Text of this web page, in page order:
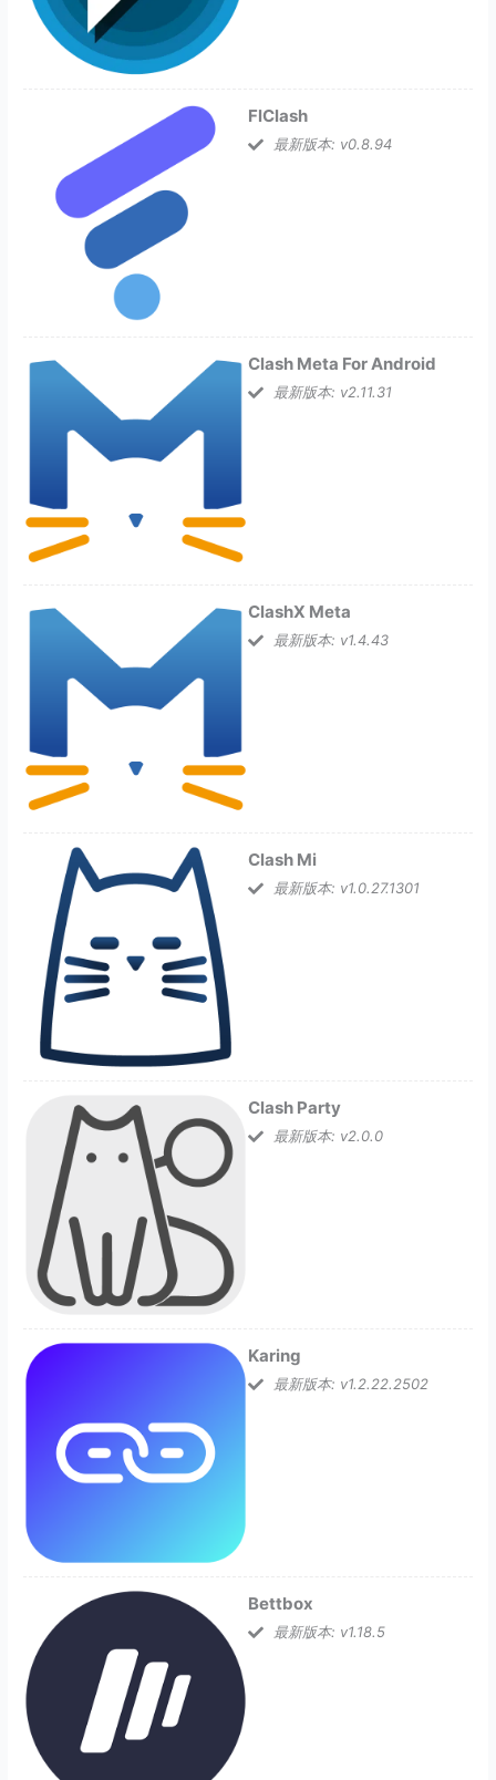
FlClash
最新版本: v0.8.94
Clash Meta For Android
最新版本: v2.11.31
ClashX Meta
最新版本: v1.4.43
Clash Mi
最新版本: v1.0.27.1301
Clash Party
最新版本: v2.0.0
Karing
最新版本: v1.2.22.2502
Bettbox
最新版本: v1.18.5